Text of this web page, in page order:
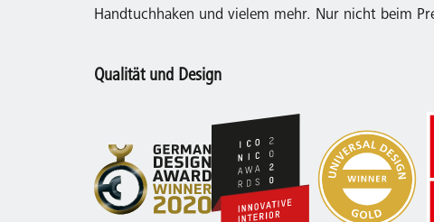
Handtuchhaken und vielem mehr. Nur nicht beim
Qualität und Design